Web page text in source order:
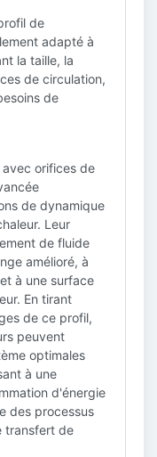
de
adapté à
la taille, la
de circulation,
de
orifices de
de dynamique
Leur
de fluide
amélioré, à
à une surface
En tirant
de ce profil,
peuvent
optimales
à une
d'énergie
des processus
transfert de